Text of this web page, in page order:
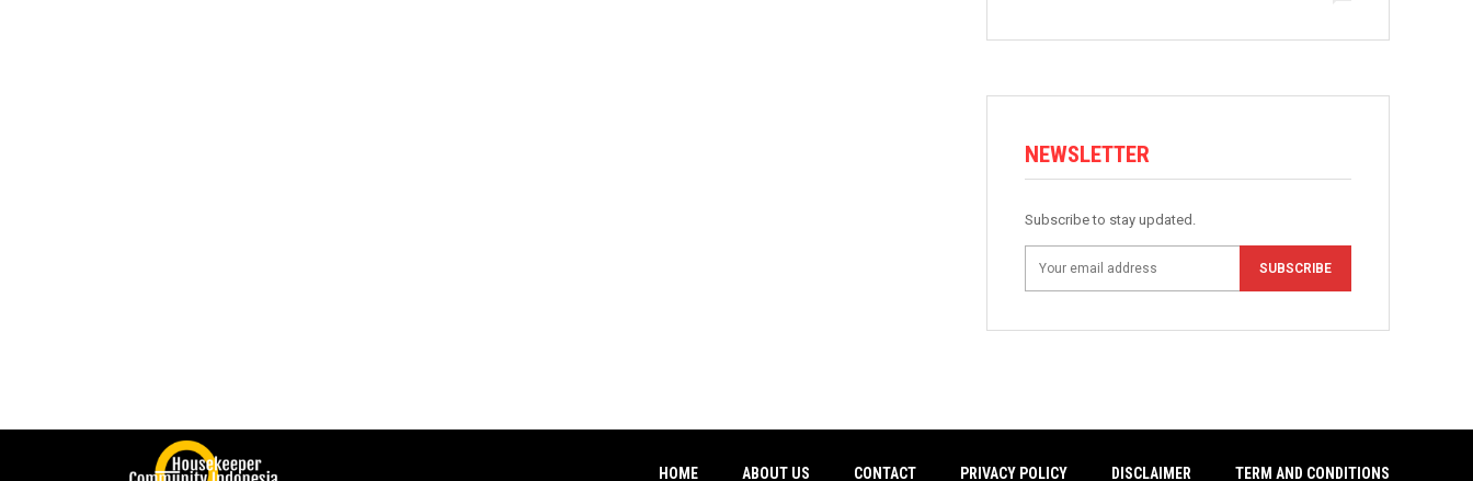
NEWSLETTER
Subscribe to stay updated.
SUBSCRIBE
HOME ABOUT US CONTACT PRIVACY POLICY DISCLAIMER TERM AND CONDITIONS